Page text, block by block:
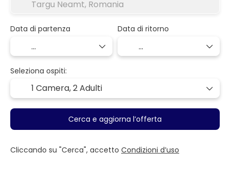
Data di partenza Data di ritorno
Seleziona ospiti:
1 Camera,2 Adulti
Cerca e aggiorna l’offerta
Cliccando su "Cerca", accetto Condizioni d’uso